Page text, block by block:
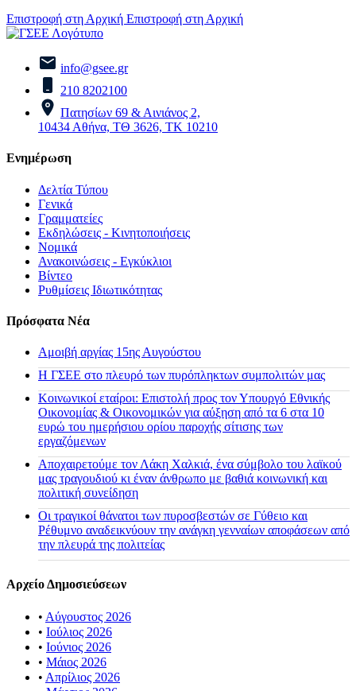
Επιστροφή στη Αρχική Επιστροφή στη Αρχική
info@gsee.gr
210 8202100
Πατησίων 69 & Αινιάνος 2,
10434 Αθήνα, ΤΘ 3626, ΤΚ 10210
Ενημέρωση
Δελτία Τύπου
Γενικά
Γραμματείες
Εκδηλώσεις - Κινητοποιήσεις
Νομικά
Ανακοινώσεις - Εγκύκλιοι
Βίντεο
Ρυθμίσεις Ιδιωτικότητας
Πρόσφατα Νέα
Αμοιβή αργίας 15ης Αυγούστου
H ΓΣΕΕ στο πλευρό των πυρόπληκτων συμπολιτών μας
Κοινωνικοί εταίροι: Επιστολή προς τον Υπουργό Εθνικής
Οικονομίας & Οικονομικών για αύξηση από τα 6 στα 10
ευρώ του ημερήσιου ορίου παροχής σίτισης των
εργαζόμενων
Αποχαιρετούμε τον Λάκη Χαλκιά, ένα σύμβολο του λαϊκού
μας τραγουδιού κι έναν άνθρωπο με βαθιά κοινωνική και
πολιτική συνείδηση
Οι τραγικοί θάνατοι των πυροσβεστών σε Γύθειο και
Ρέθυμνο αναδεικνύουν την ανάγκη γενναίων αποφάσεων από
την πλευρά της πολιτείας
Αρχείο Δημοσιεύσεων
• Αύγουστος 2026
• Ιούλιος 2026
• Ιούνιος 2026
• Μάιος 2026
• Απρίλιος 2026